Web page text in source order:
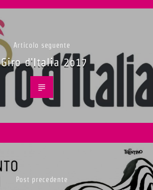
Articolo seguente
Giro d'Italia 2o17
Post precedente